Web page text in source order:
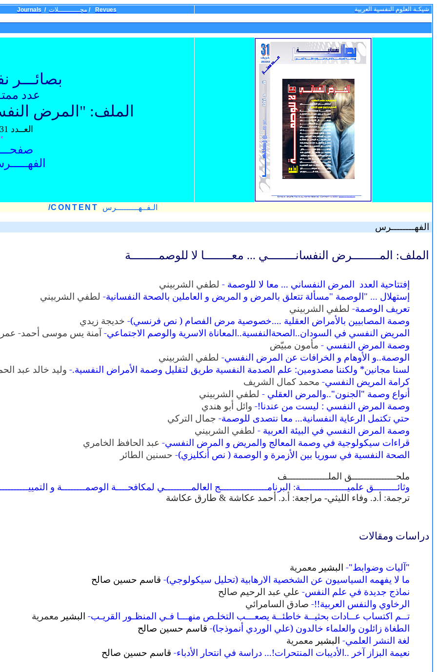
Revues
/ مجـــــــــــلات /
Journals شبكـة العلوم النفسية العربية
بصائـــر
عدد
الملف: "المرض
العــدد 31- خريف
الـفــهـــــــــرس CONTENT
/
الفهــــــــرس
الملف: المــــــــرض النفسانــــــــي ... معــــــــا لا للوصمــــــــة
إفتتاحية العدد المرض النفساني ... معا لا للوصمة - لطفي الشربيني
إستهلال ... "الوصمة "مسألة تتعلق بالمرض و المريض و العاملين بالصحة النفسانية- لطفي الشربيني
تعريف الوصمة- لطفي الشربيني
وصمة المصابيين بالأمراض العقلية ....خصوصية مرض الفصام ( نص فرنسي)- خديجة زيدي
المريض النفسي في السودان..الصحةالنفسية..المعاناة الاسرية والوصم الاجتماعي-آمنة يس موسى أحمد-
وصمة المرض النفسي - مأمون مبيّض
الوصمة..و الأوهام و الخرافات عن المرض النفسي- لطفي الشربيني
لسنا مجانين* ولكننا مصدومين: علم الصدمة النفسية طريق لتقليل وصمة الأمراض النفسية.- وليد خالد عبد
كرامة المريض النفسي- محمد كمال الشريف
أنواع وصمة "الجنون"..والمرض العقلي - لطفي الشربيني
وصمة المرض النفسي : ليست من عندنا!- وائل أبو هندي
حتي تكتمل الرعاية النفسانية... معا نتصدى للوصمة- جمال التركي
وصمة المرض النفسي في البيئة العربية - لطفي الشربيني
قراءات سيكولوجية في وصمة المعالج والمريض و المرض النفسي- عبد الحافظ الخامري
الصحة النفسية في سوريا بين الأزمرة و الوصمة ( نص أنكليزي)- حسنين الطائر
ملحـــــــــــــــق الملــــــــــــــف
وثائــــــــق علميــــــــــــــــة: البرنامــــــــــــــــج العالمـــــــــي لمكافحــــة الوصمــــــــة و
ترجمة: أ.د. وفاء الليثي- مراجعة: أ.د. أحمد عكاشة & طارق عكاشة
دراسات ومقالات
"آليات وضوابط"- البشير معمرية
ما لا يفهمه السياسيون عن الشخصية الارهابية (تحليل سيكولوجي)- قاسم حسين صالح
نماذج جديدة في علم النفس- علي عبد الرحيم صالح
الرخاوي والنفس العربية!!- صادق السامرائي
تــم اكتساب عــادات بحثيــة خاطئــة يصعـــب التخلـص منهـــا فـي المنظـور القريـب- البشير معمرية
الطغاة زائلون والعلماء خالدون (علي الوردي أنموذجا)- قاسم حسين صالح
لغة النشر العلمي- البشير معمرية
نعيمة البزاز آخر ..الأديبات المنتحرات!... دراسة في انتحار الأدباء- قاسم حسين صالح